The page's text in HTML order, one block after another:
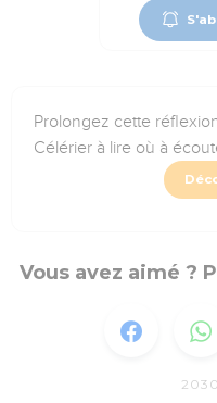
Prolongez cette
Célérier à lire où à
Vous avez aimé ?
2030